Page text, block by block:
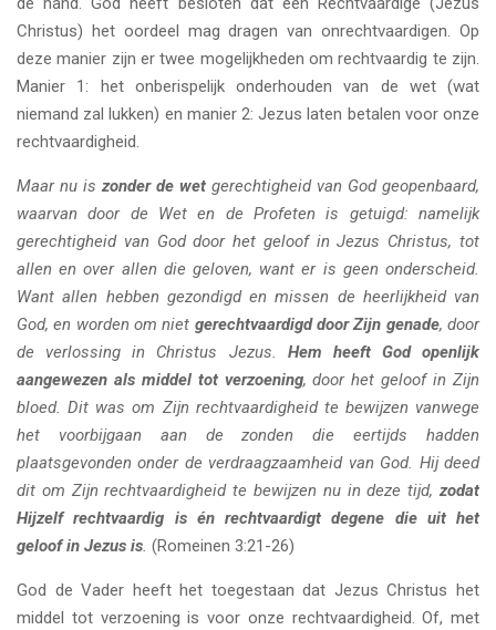
Christus) het oordeel mag dragen van onrechtvaardigen. Op
deze manier zijn er twee mogelijkheden om rechtvaardig te zijn.
Manier 1: het onberispelijk onderhouden van de wet (wat
niemand zal lukken) en manier 2: Jezus laten betalen voor onze
rechtvaardigheid.
Maar nu is zonder de wet gerechtigheid van God geopenbaard,
waarvan door de Wet en de Profeten is getuigd: namelijk
gerechtigheid van God door het geloof in Jezus Christus, tot
allen en over allen die geloven, want er is geen onderscheid.
Want allen hebben gezondigd en missen de heerlijkheid van
God, en worden om niet gerechtvaardigd door Zijn genade, door
de verlossing in Christus Jezus. Hem heeft God openlijk
aangewezen als middel tot verzoening, door het geloof in Zijn
bloed. Dit was om Zijn rechtvaardigheid te bewijzen vanwege
het voorbijgaan aan de zonden die eertijds hadden
plaatsgevonden onder de verdraagzaamheid van God. Hij deed
dit om Zijn rechtvaardigheid te bewijzen nu in deze tijd, zodat
Hijzelf rechtvaardig is én rechtvaardigt degene die uit het
geloof in Jezus is. (Romeinen 3:21-26)
God de Vader heeft het toegestaan dat Jezus Christus het
middel tot verzoening is voor onze rechtvaardigheid. Of, met